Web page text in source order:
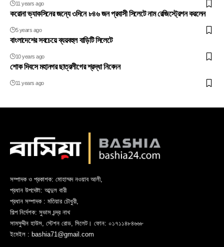
11 years ago
করোনা ভ্যাকসিনের জন্যে ৩দিনে ৮৪৬ জন প্রবাসী সিলেটে নাম রেজিস্ট্রেশন করলেন
5 years ago
বাংলাদেশের সবচেয়ে ব্যয়বহুল বাড়িটি সিলেটে
10 years ago
শোক দিবসে মহানগর ছাত্রলীগের শ্রদ্ধা নিবেদন
11 years ago
সম্পাদক ও প্রকাশক: মোহাম্মদ নওয়াব আলী,
প্রধান উপদেষ্টা: আব্দুল বারী
প্রধান সম্পাদক : মতিয়ার চৌধুরী,
শিল্প নির্দেশক: সুভাস চন্দ্র নাথ
সামসুদ্দীন হাউস, স্টেশন রোড, সিলেট। ফোন: ০১৭১১৪৮৪৬৬৮
ইমেইল : bashia71@gmail.com